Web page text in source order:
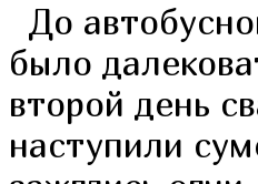
До
было
второй день
наступили